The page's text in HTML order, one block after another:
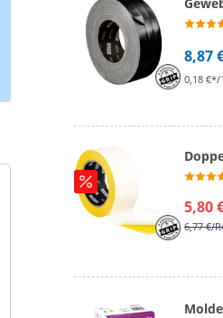
8,87
0,18 €*/
5,80
6,77 €/